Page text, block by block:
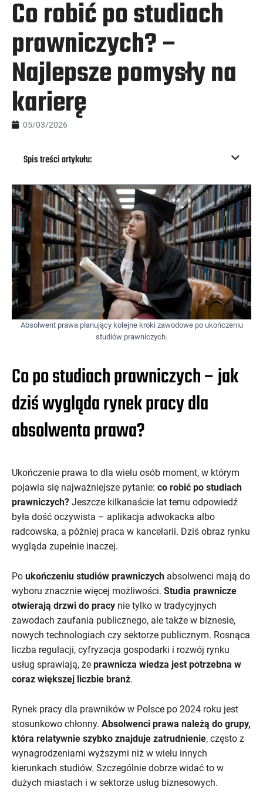
Co robić po studiach
prawniczych? –
Najlepsze pomysły na
karierę
05/03/2026
Spis treści artykułu:
Absolwent prawa planujący kolejne kroki zawodowe po ukończeniu
studiów prawniczych.
Co po studiach prawniczych – jak
dziś wygląda rynek pracy dla
absolwenta prawa?
Ukończenie prawa to dla wielu osób moment, w którym
pojawia się najważniejsze pytanie: co robić po studiach
prawniczych? Jeszcze kilkanaście lat temu odpowiedź
była dość oczywista – aplikacja adwokacka albo
radcowska, a później praca w kancelarii. Dziś obraz rynku
wygląda zupełnie inaczej.
Po ukończeniu studiów prawniczych absolwenci mają do
wyboru znacznie więcej możliwości. Studia prawnicze
otwierają drzwi do pracy nie tylko w tradycyjnych
zawodach zaufania publicznego, ale także w biznesie,
nowych technologiach czy sektorze publicznym. Rosnąca
liczba regulacji, cyfryzacja gospodarki i rozwój rynku
usług sprawiają, że prawnicza wiedza jest potrzebna w
coraz większej liczbie branż.
Rynek pracy dla prawników w Polsce po 2024 roku jest
stosunkowo chłonny. Absolwenci prawa należą do grupy,
która relatywnie szybko znajduje zatrudnienie, często z
wynagrodzeniami wyższymi niż w wielu innych
kierunkach studiów. Szczególnie dobrze widać to w
dużych miastach i w sektorze usług biznesowych.